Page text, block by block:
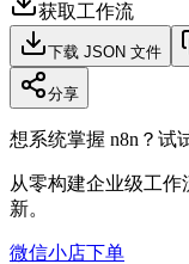
获取工作流
下载 JSON 文件
分享
想系统掌握 n8n？试
从零构建企业级工
新。
微信小店下单